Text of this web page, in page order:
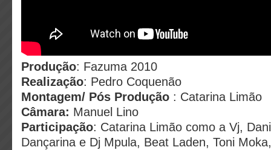
Produção: Fazuma 2010
Realização: Pedro Coquenão
Montagem/ Pós Produção : Catarina Limão
Câmara: Manuel Lino
Participação: Catarina Limão como a Vj,
Dançarina e Dj Mpula, Beat Laden, Toni